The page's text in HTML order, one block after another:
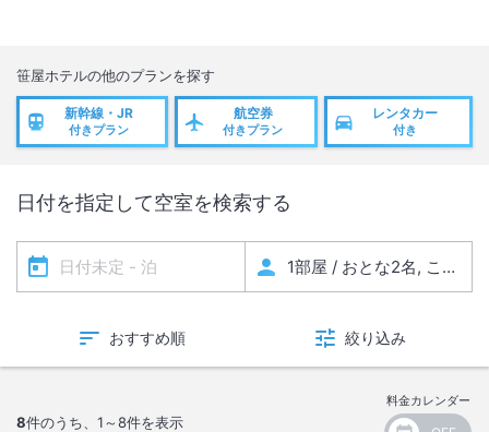
笹屋ホテルの他のプランを探す
新幹線・JR
付きプラン
航空券
付きプラン
レンタカー
付き
日付を指定して空室を検索する
おすすめ順 絞り込み
8件のうち、 1～8件を表示
料金カレンダー